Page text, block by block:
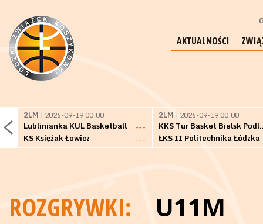
AKTUALNOŚCI
2LM | 2026-09-19 00:00
Lublinianka KUL Basketball
---
KS Księżak Łowicz
---
2LM | 2026-09-19 00:00
KKS Tur
ŁKS II Politechnika Łódzka
ROZGRYWKI: U11M